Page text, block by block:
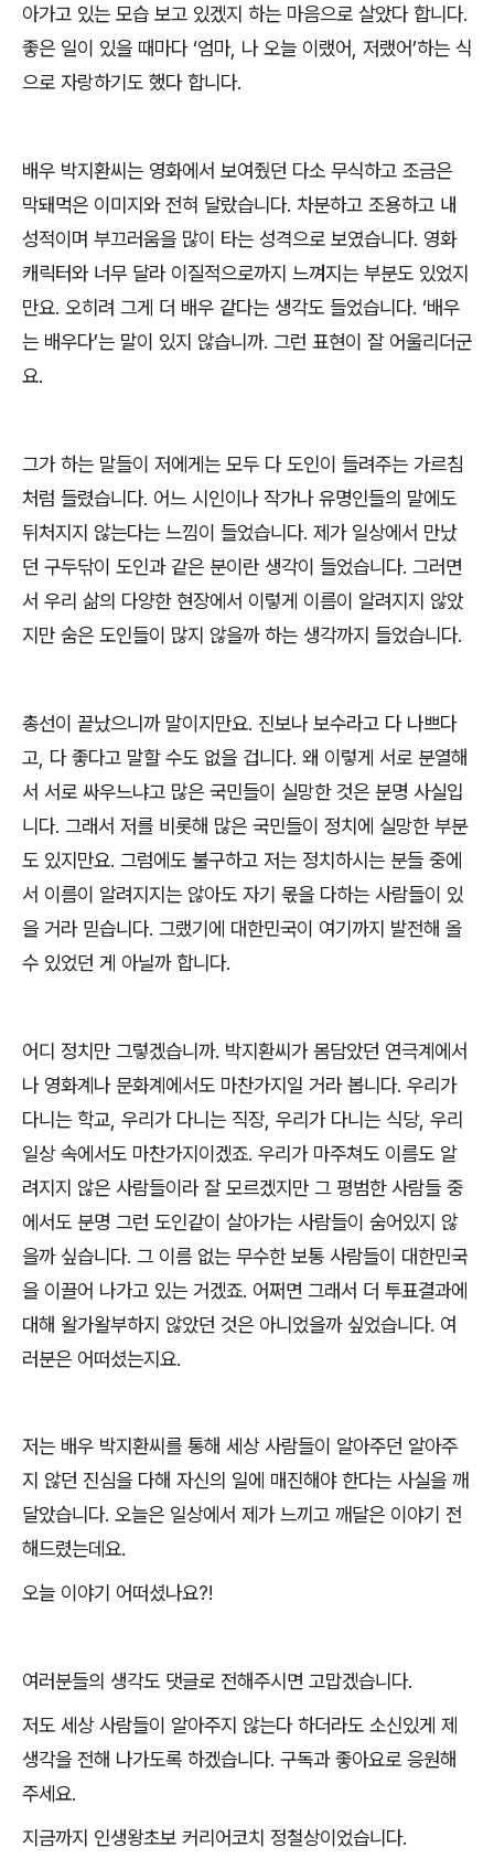
아가고 있는 모습 보고 있겠지 하는 마음으로 살았다 합니다.
좋은 일이 있을 때마다‘엄마, 나 오늘 이랬어 저랬어’하는 식
으로 자랑하기도 했다 합니다.
배우 박지환씨는 영화에서 보여줬던 다소 무식하고 조금은
막돼먹은 이미지와 전혀 달랐습니다. 차분하고 조용하고 내
성적이며 부끄러움을 많이 타는 성격으로 보였습니다. 영화
캐릭터와 너무 달라 이질적으로까지 느껴지는 부분도 있었지
만요. 오히려 그게 더 배우 같다는 생각도 들었습니다. ‘배우
는 배우다’는 말이 있지 않습니까. 그런 표현이 잘 어울리더군
요.
그가 하는 말들이 저에게는 모두 다 도인이 들려주는 가르침
처럼 들렸습니다. 어느 시인이나 작가나 유명인들의 말에도
뒤처지지 않는다는 느낌이 들었습니다. 제가 일상에서 만났
던 구두닦이 도인과 같은 분이란 생각이 들었습니다. 그러면
서 우리 삶의 다양한 현장에서 이렇게 이름이 알려지지 않았
지만 숨은 도인들이 많지 않을까 하는 생각까지 들었습니다.
총선이 끝났으니까 말이지만요. 진보나 보수라고 다 나쁘다
고 다 좋다고 말할 수도 없을 겁니다. 왜 이렇게 서로 분열해
서 서로 싸우느냐고 많은 국민들이 실망한 것은 분명 사실입
니다. 그래서 저를 비롯해 많은 국민들이 정치에 실망한 부분
도 있지만요. 그럼에도 불구하고 저는 정치하시는 분들 중에
서 이름이 알려지지는 않아도 자기 몫을 다하는 사람들이 있
을 거라 믿습니다. 그랬기에 대한민국이 여기까지 발전해 올
수 있었던 게 아닐까 합니다.
어디 정치만 그렇겠습니까. 박지환씨가 몸담았던 연극계에서
나 영화계나 문화계에서도 마찬가지일 거라 봅니다. 우리가
다니는 학교 우리가 다니는 직장, 우리가 다니는 식당, 우리
일상 속에서도 마찬가지이겠죠. 우리가 마주쳐도 이름도 알
려지지 않은 사람들이라 잘 모르겠지만 그 평범한 사람들 중
에서도 분명 그런 도인같이 살아가는 사람들이 숨어있지 않
을까 싶습니다. 그 이름 없는 무수한 보통 사람들이 대한민국
을 이끌어 나가고 있는 거겠죠. 어쩌면 그래서 더 투표결과에
대해 왈가왈부하지 않았던 것은 아니었을까 싶었습니다. 여
러분은 어떠셨는지요.
저는 배우 박지환씨를 통해 세상 사람들이 알아주던 알아주
지 않던 진심을 다해 자신의 일에 매진해야 한다는 사실을 깨
달았습니다. 오늘은 일상에서 제가 느끼고 깨달은 이야기 전
해드렸는데요.
오늘 이야기 어떠셨나요?!
여러분들의 생각도 댓글로 전해주시면 고맙겠습니다.
저도 세상 사람들이 알아주지 않는다 하더라도 소신있게 제
생각을 전해 나가도록 하겠습니다. 구독과 좋아요로 응원해
주세요.
지금까지 인생왕초보 커리어코치 정철상이었습니다.